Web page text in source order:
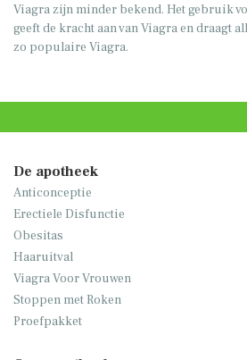
Viagra zijn minder bekend. Het gebruik
geeft de kracht aan van Viagra en draagt
zo populaire Viagra.
De apotheek
Anticonceptie
Erectiele Disfunctie
Obesitas
Haaruitval
Viagra Voor Vrouwen
Stoppen met Roken
Proefpakket